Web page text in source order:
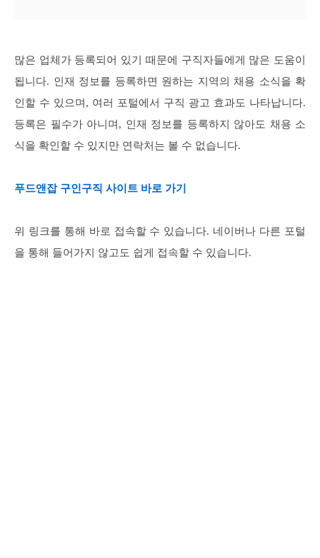
많은 업체가 등록되어 있기 때문에 구직자들에게 많은 도움이
됩니다. 인재 정보를 등록하면 원하는 지역의 채용 소식을 확
인할 수 있으며, 여러 포털에서 구직 광고 효과도 나타납니다.
등록은 필수가 아니며, 인재 정보를 등록하지 않아도 채용 소
식을 확인할 수 있지만 연락처는 볼 수 없습니다.
푸드앤잡 구인구직 사이트 바로 가기
위 링크를 통해 바로 접속할 수 있습니다. 네이버나 다른 포털
을 통해 들어가지 않고도 쉽게 접속할 수 있습니다.